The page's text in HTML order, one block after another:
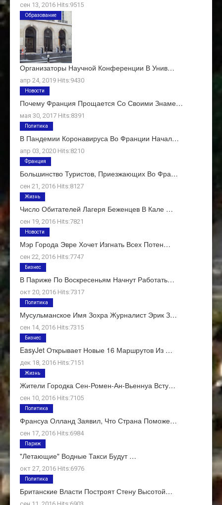
сен 13, 2016 Hits:9515
Организаторы Научной Конференции В Унив…
апр 24, 2019 Hits:9430
Образование
Почему Франция Прощается Со Своими Знаме…
мая 30, 2017 Hits:8391
Новости
В Пандемии Коронавируса Во Франции Начал…
апр 03, 2020 Hits:8210
Политика
Большинство Туристов, Приезжающих Во Фра…
сен 21, 2016 Hits:8127
Франция
Число Обитателей Лагеря Беженцев В Кале …
сен 19, 2016 Hits:7821
Жизнь
Мэр Города Эвре Хочет Изгнать Всех Потен…
сен 22, 2016 Hits:7747
Новости
В Париже По Воскресеньям Начнут Работать…
окт 20, 2016 Hits:7317
Бизнес
Мусульманское Имя Зохра Журналист Эрик З…
сен 14, 2016 Hits:7315
Политика
EasyJet Открывает Новые 16 Маршрутов Из …
дек 18, 2016 Hits:7151
Бизнес
Жители Городка Сен-Ромен-Ан-Вьеннуа Всту…
сен 10, 2016 Hits:7105
Жизнь
Франсуа Олланд Заявил, Что Страна Поможе…
сен 17, 2016 Hits:6984
Политика
"Летающие" Водные Такси Будут …
окт 27, 2016 Hits:6976
Париж
Британские Власти Построят Стену Высотой…
Политика